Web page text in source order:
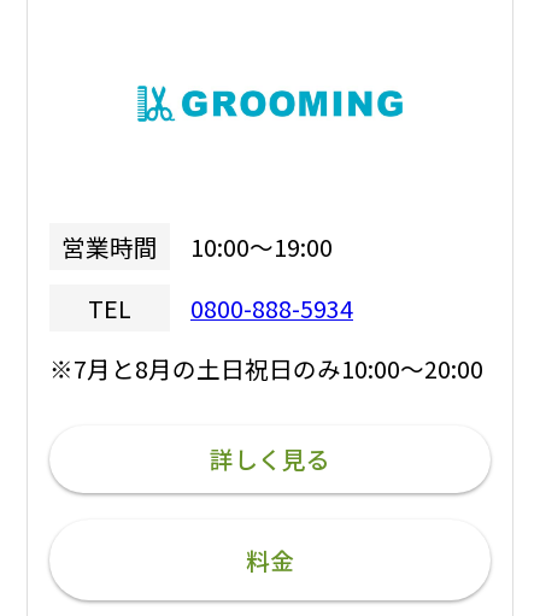
営業時間
10:00～19:00
TEL
0800-888-5934
※7月と8月の土日祝日のみ10:00～20:00
詳しく見る
料金